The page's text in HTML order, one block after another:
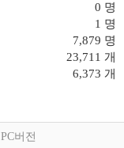
0 명
1 명
7,879 명
23,711 개
6,373 개
PC버전